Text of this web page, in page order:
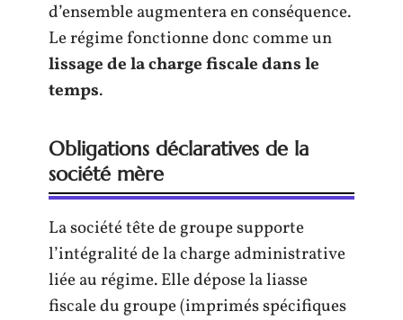
d’ensemble augmentera en conséquence.
Le régime fonctionne donc comme un
lissage de la charge fiscale dans le
temps.
Obligations déclaratives de la
société mère
La société tête de groupe supporte
l’intégralité de la charge administrative
liée au régime. Elle dépose la liasse
fiscale du groupe (imprimés spécifiques